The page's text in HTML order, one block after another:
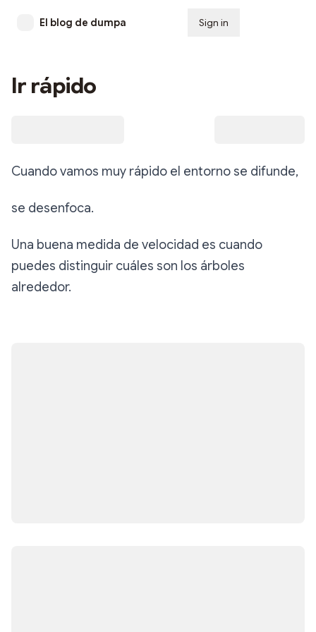
El blog de dumpa Sign in
Ir rápido
Cuando vamos muy rápido el entorno se difunde,
se desenfoca.
Una buena medida de velocidad es cuando
puedes distinguir cuáles son los árboles
alrededor.